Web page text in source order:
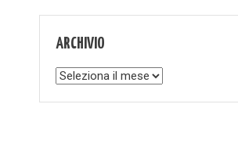
ARCHIVIO
Archivio